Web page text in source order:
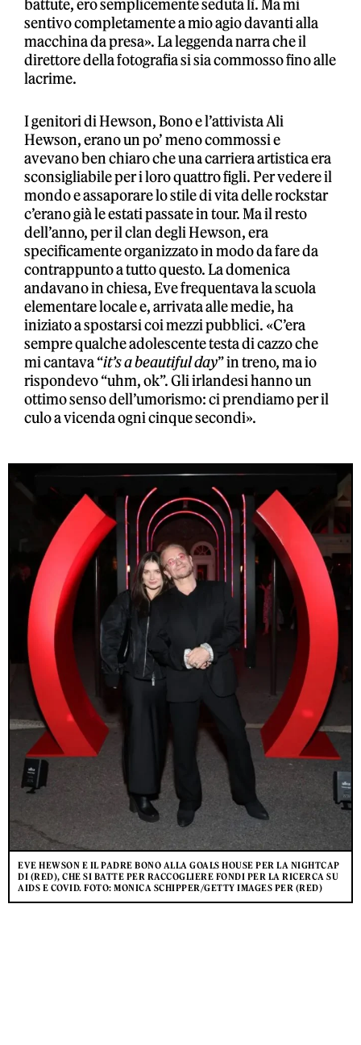
battute, ero semplicemente seduta lì. Ma mi
sentivo completamente a mio agio davanti alla
macchina da presa». La leggenda narra che il
direttore della fotografia si sia commosso fino alle
lacrime.
I genitori di Hewson, Bono e l’attivista Ali
Hewson, erano un po’ meno commossi e
avevano ben chiaro che una carriera artistica era
sconsigliabile per i loro quattro figli. Per vedere il
mondo e assaporare lo stile di vita delle rockstar
c’erano già le estati passate in tour. Ma il resto
dell’anno, per il clan degli Hewson, era
specificamente organizzato in modo da fare da
contrappunto a tutto questo. La domenica
andavano in chiesa, Eve frequentava la scuola
elementare locale e, arrivata alle medie, ha
iniziato a spostarsi coi mezzi pubblici. «C’era
sempre qualche adolescente testa di cazzo che
mi cantava “it’s a beautiful day” in treno, ma io
rispondevo “uhm, ok”. Gli irlandesi hanno un
ottimo senso dell’umorismo: ci prendiamo per il
culo a vicenda ogni cinque secondi».
EVE HEWSON E IL PADRE BONO ALLA GOALS HOUSE PER LA NIGHTCAP
DI (RED), CHE SI BATTE PER RACCOGLIERE FONDI PER LA RICERCA SU
AIDS E COVID. FOTO: MONICA SCHIPPER/GETTY IMAGES PER (RED)